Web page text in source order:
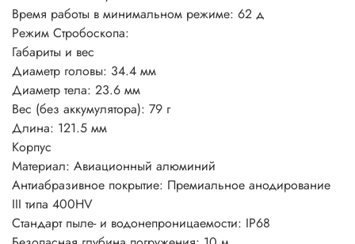
Время работы в минимальном режиме: 62 д
Режим Стробоскопа:
Габариты и вес
Диаметр головы: 34.4 мм
Диаметр тела: 23.6 мм
Вес (без аккумулятора): 79 г
Длина: 121.5 мм
Корпус
Материал: Авиационный алюминий
Антиабразивное покрытие: Премиальное анодирование
III типа 400HV
Стандарт пыле- и водонепроницаемости: IP68